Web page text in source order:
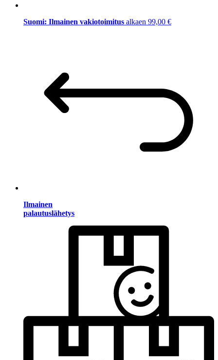
Suomi: Ilmainen vakiotoimitus alkaen 99,00 €
Ilmainen
palautuslähetys